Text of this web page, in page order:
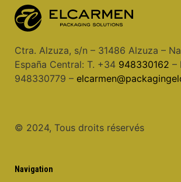
Ctra. Alzuza, s/n – 31486 Alzuza –
España Central: T. +34 948330162 –
948330779 –
© 2024, Tous droits réservés
Navigation